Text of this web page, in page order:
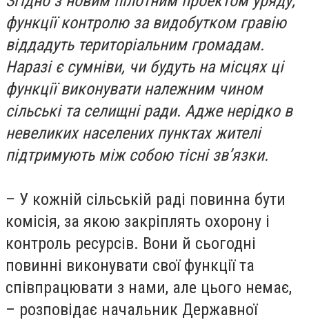
функції контролю за видобутком гравію
віддадуть територіальним громадам.
Наразі є сумніви, чи будуть на місцях ці
функції виконувати належним чином
сільські та селищні ради. Адже нерідко в
невеликих населених пунктах жителі
підтримують між собою тісні зв’язки.
– У кожній сільській раді повинна бути
комісія, за якою закріплять охорону і
контроль ресурсів. Вони й сьогодні
повинні виконувати свої функції та
співпрацювати з нами, але цього немає,
– розповідає начальник Державної